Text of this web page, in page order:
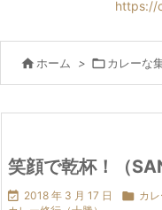
https://
 ホーム >  カレーな
笑顔で乾杯！（
 2018 年 3 月 17 日  カ